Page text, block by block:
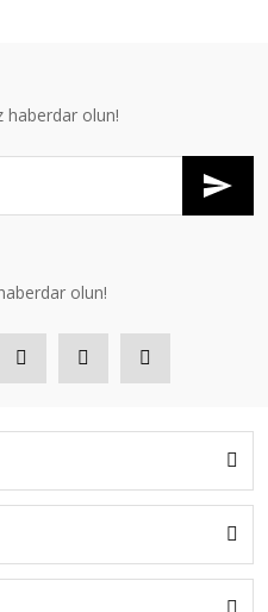
haberdar olun!
olun!